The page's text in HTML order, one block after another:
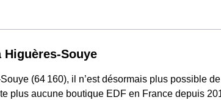
Souye
(64 160), il n’est désormais plus possible
plus aucune boutique EDF en France depuis